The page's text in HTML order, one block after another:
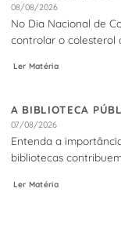
08/08/2026
No Dia Nacional de
controlar o colesterol
Ler Matéria
A BIBLIOTECA
07/08/2026
Entenda a
bibliotecas
Ler Matéria